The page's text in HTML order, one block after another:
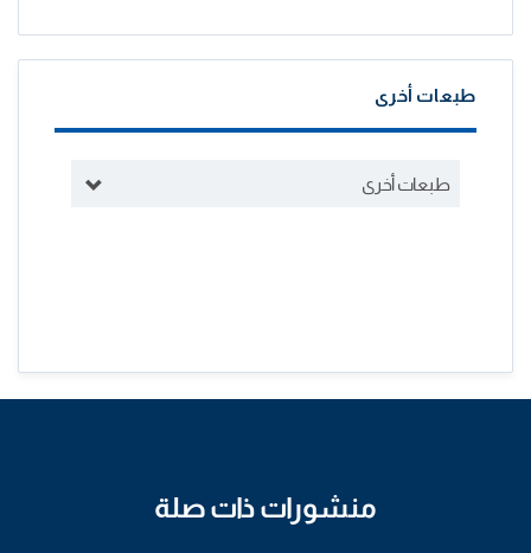
طبعات أخرى
طبعات أخرى
منشورات ذات صلة